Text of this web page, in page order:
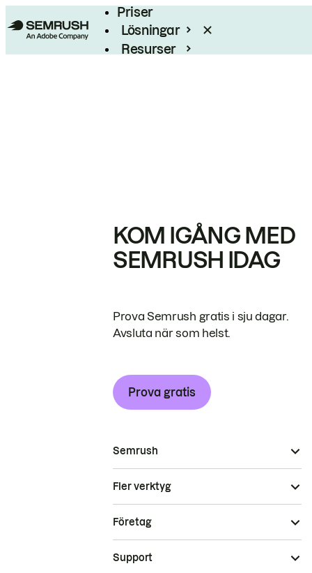
Priser
Lösningar
Resurser
KOM IGÅNG MED
SEMRUSH IDAG
Prova Semrush gratis i sju dagar.
Avsluta när som helst.
Prova gratis
Semrush
Fler verktyg
Företag
Support